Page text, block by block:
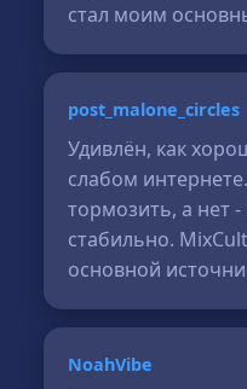
стал моим
post_malone_circles
Удивлён, как
слабом
тормозить, а нет
стабильно.
основной
NoahVibe